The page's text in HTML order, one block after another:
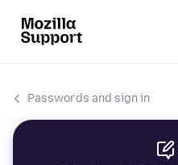
Passwords and sign in